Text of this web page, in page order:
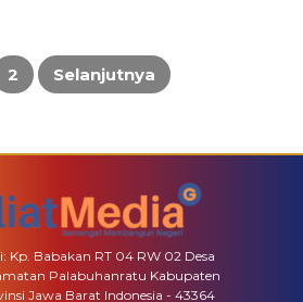
2 Selanjutnya
Kp. Babakan RT 04 RW 02 Desa
Palabuhanratu Kabupaten
Jawa Barat Indonesia - 43364